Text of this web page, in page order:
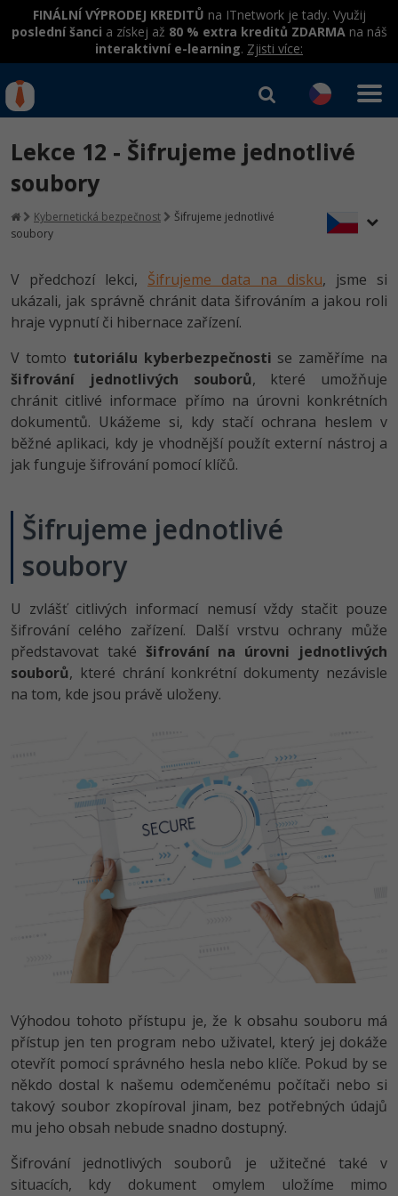
FINÁLNÍ VÝPRODEJ KREDITŮ na ITnetwork je tady. Využij
poslední šanci a získej až 80 % extra kreditů ZDARMAna náš
interaktivní e-learning. Zjisti více:
Rekvalifikace a kurzy
hrazené úřadem práce
Workshopy zdarma
Datová analýza v praxi
Školení
Základy programování
Umělá inteligence
HTML5, CSS3, Bootstrap, SEO
SQL a databáze
Testování a verzování
UML a návrhové vzory
Spring
ASP.NET MVC
Best practices
Školení dle technologií
C# .NET
Java
PHP
Python
HTML / CSS
UML a návrhové vzory
MySQL/MariaDB
MS-SQL
Kurzy IT profesí
Programátor WWW aplikací
Senior programátor
Front-end developer
Vývojář mobilních aplikací
Specialista na AI a bigdata
Webdesigner
Tester
Systémový administrátor
Grafik / UX/UI návrhář
3D grafik
Databázový analytik
Copywriter
WordPress specialista
SEO specialista
Jak začít?
Java -80%
C#.NET -80%
Python -80%
JavaScript -80%
C++ -80%
Swift -80%
Kotlin -80%
C -80%
VB.NET
Návrh SW -80%
Algoritmy -41%
Umělá inteligence (AI) -10%
Pro děti
Více
Kurzy e-commerce
Datová analýza
Digitální gramotnost
Marketing -30%
SEO -30%
Business
Kryptoměny -25%
-30%
Google Dokumenty
Time management
Windows
Elektronický podpis
Fórum
Kurzy designu
HTML/CSS -80%
Příběhy absolventů
Přihlásit se |Registrovat
Lekce 12 - Šifrujeme jednotlivé
soubory
Kybernetická bezpečnost
Šifrujeme jednotlivé
soubory
V předchozí lekci, Šifrujeme data na disku, jsme si
ukázali, jak správně chránit data šifrováním a jakou roli
hraje vypnutí či hibernace zařízení.
V tomto tutoriálu kyberbezpečnosti se zaměříme na
šifrování jednotlivých souborů, které umožňuje
chránit citlivé informace přímo na úrovni konkrétních
dokumentů. Ukážeme si, kdy stačí ochrana heslem v
běžné aplikaci, kdy je vhodnější použít externí nástroj a
jak funguje šifrování pomocí klíčů.
Šifrujeme jednotlivé
soubory
U zvlášť citlivých informací nemusí vždy stačit pouze
šifrování celého zařízení. Další vrstvu ochrany může
představovat také šifrování na úrovni jednotlivých
souborů, které chrání konkrétní dokumenty nezávisle
na tom, kde jsou právě uloženy.
Výhodou tohoto přístupu je, že k obsahu souboru má
přístup jen ten program nebo uživatel, který jej dokáže
otevřít pomocí správného hesla nebo klíče. Pokud by se
někdo dostal k našemu odemčenému počítači nebo si
takový soubor zkopíroval jinam, bez potřebných údajů
mu jeho obsah nebude snadno dostupný.
Šifrování jednotlivých souborů je užitečné také v
situacích, kdy dokument omylem uložíme mimo